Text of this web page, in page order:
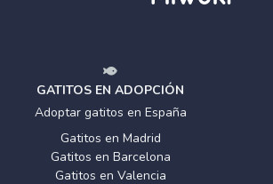
GATITOS EN ADOPCIÓN
Adoptar gatitos en España
Gatitos en Madrid
Gatitos en Barcelona
Gatitos en Valencia